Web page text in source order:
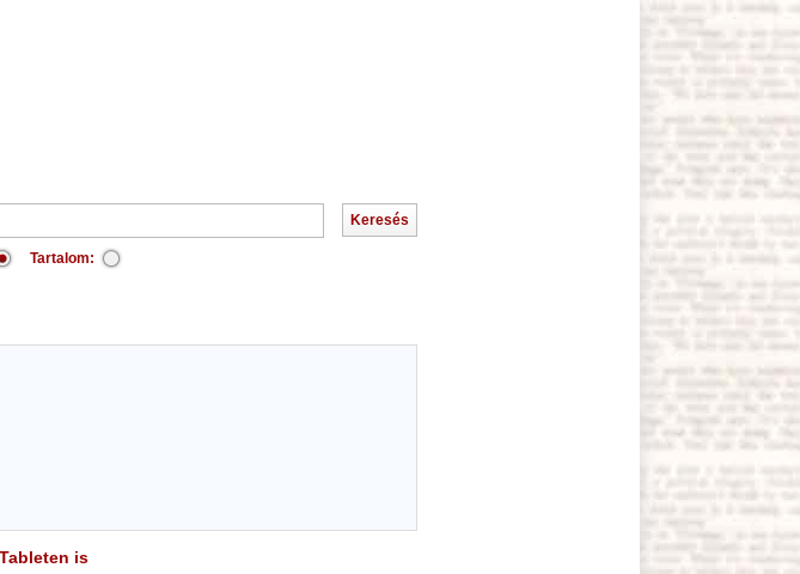
Tartalom:
is